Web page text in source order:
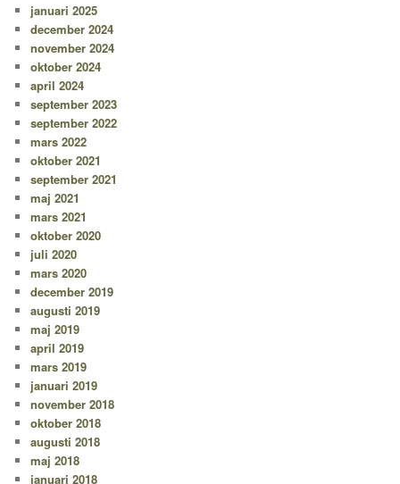
januari 2025
december 2024
november 2024
oktober 2024
april 2024
september 2023
september 2022
mars 2022
oktober 2021
september 2021
maj 2021
mars 2021
oktober 2020
juli 2020
mars 2020
december 2019
augusti 2019
maj 2019
april 2019
mars 2019
januari 2019
november 2018
oktober 2018
augusti 2018
maj 2018
januari 2018